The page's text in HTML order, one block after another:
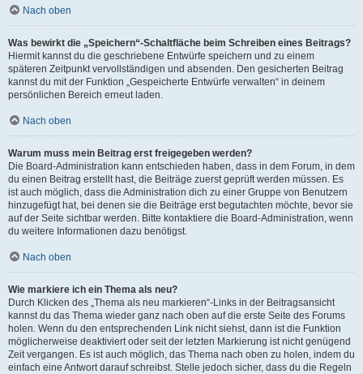
Nach oben
Was bewirkt die „Speichern“-Schaltfläche beim Schreiben eines Beitrags?
Hiermit kannst du die geschriebene Entwürfe speichern und zu einem
späteren Zeitpunkt vervollständigen und absenden. Den gesicherten Beitrag
kannst du mit der Funktion „Gespeicherte Entwürfe verwalten“ in deinem
persönlichen Bereich erneut laden.
Nach oben
Warum muss mein Beitrag erst freigegeben werden?
Die Board-Administration kann entschieden haben, dass in dem Forum, in dem
du einen Beitrag erstellt hast, die Beiträge zuerst geprüft werden müssen. Es
ist auch möglich, dass die Administration dich zu einer Gruppe von Benutzern
hinzugefügt hat, bei denen sie die Beiträge erst begutachten möchte, bevor sie
auf der Seite sichtbar werden. Bitte kontaktiere die Board-Administration, wenn
du weitere Informationen dazu benötigst.
Nach oben
Wie markiere ich ein Thema als neu?
Durch Klicken des „Thema als neu markieren“-Links in der Beitragsansicht
kannst du das Thema wieder ganz nach oben auf die erste Seite des Forums
holen. Wenn du den entsprechenden Link nicht siehst, dann ist die Funktion
möglicherweise deaktiviert oder seit der letzten Markierung ist nicht genügend
Zeit vergangen. Es ist auch möglich, das Thema nach oben zu holen, indem du
einfach eine Antwort darauf schreibst. Stelle jedoch sicher, dass du die Regeln